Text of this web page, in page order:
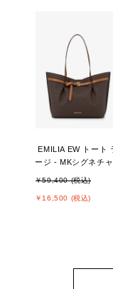
EMILIA EW トート
ージ - MKシグネチ
￥59,400 (税込)
￥16,500 (税込)